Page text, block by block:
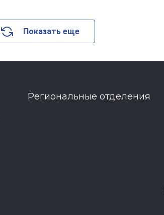
Показать еще
Региональные отделения